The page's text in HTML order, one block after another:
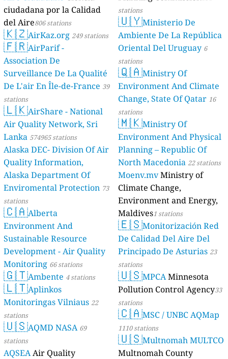
ciudadana por la Calidad
del Aire806 stations
🇰🇿AirKaz.org 249 stations
🇫🇷AirParif -
Association De
Surveillance De La Qualité
De L'air En Île-de-France 39
stations
🇱🇰AirShare - National
Air Quality Network, Sri
Lanka 574965 stations
Alaska DEC- Division Of Air
Quality Information,
Alaska Department Of
Enviromental Protection 73
stations
🇨🇦Alberta
Environment And
Sustainable Resource
Development - Air Quality
Monitoring 66 stations
🇬🇹Ambente 4 stations
🇱🇹Aplinkos
Monitoringas Vilniaus 22
stations
🇺🇸AQMD NASA 69
stations
AQSEAAir Quality
stations
🇺🇾Ministerio De
Ambiente De La República
Oriental Del Uruguay 6
stations
🇶🇦Ministry Of
Environment And Climate
Change, State Of Qatar 16
stations
🇲🇰Ministry Of
Environment And Physical
Planning – Republic Of
North Macedonia 22 stations
Moenv.mvMinistry of
Climate Change,
Environment and Energy,
Maldives1 stations
🇪🇸Monitorización Red
De Calidad Del Aire Del
Principado De Asturias 23
stations
🇺🇸MPCAMinnesota
Pollution Control Agency33
stations
🇨🇦MSC / UNBC AQMap
1110 stations
🇺🇸Multnomah MULTCO
Multnomah County